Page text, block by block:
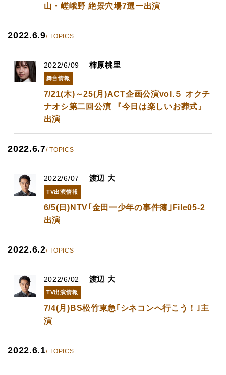
山・嵯峨野 絶景穴場7選ー出演
2022.6.9/ TOPICS
2022/6/09 柿原桃里
舞台情報
7/21(木)～25(月)ACT企画公演vol.５ オクチ
ナオシ第二回公演 『今日は楽しいお葬式』
出演
2022.6.7/ TOPICS
2022/6/07 渡辺 大
TV出演情報
6/5(日)NTV｢金田一少年の事件簿｣File05-2
出演
2022.6.2/ TOPICS
2022/6/02 渡辺 大
TV出演情報
7/4(月)BS松竹東急｢シネコンへ行こう！｣主
演
2022.6.1/ TOPICS